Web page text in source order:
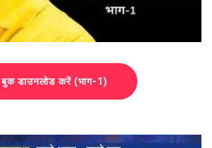
बुक डाउनलोड करें (भाग-1)